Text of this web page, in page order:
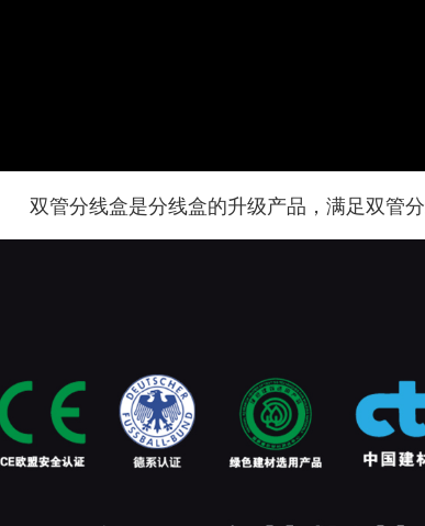
双管分线盒是分线盒的升级产品，满足双管